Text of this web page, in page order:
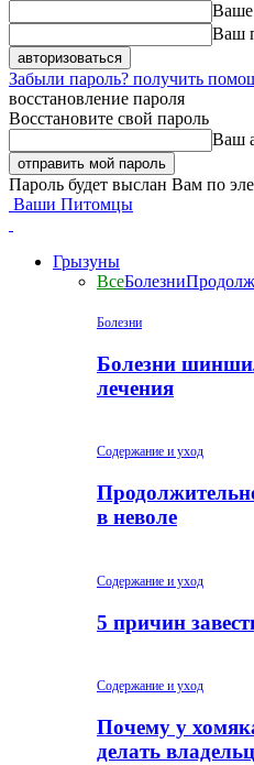
Ваше
Ваш
Забыли пароль? получить
восстановление пароля
Восстановите свой пароль
Ваш
Пароль будет выслан Вам по
Ваши Питомцы
Грызуны
ВсеБолезни
Болезни
Болезни
лечения
Содержание и уход
в неволе
Содержание и уход
5 причин
Содержание и уход
Почему у
делать